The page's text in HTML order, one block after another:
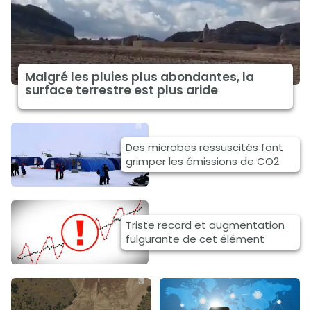
Malgré les pluies plus abondantes, la
surface terrestre est plus aride
Des microbes ressuscités font
grimper les émissions de CO2
Triste record et augmentation
fulgurante de cet élément